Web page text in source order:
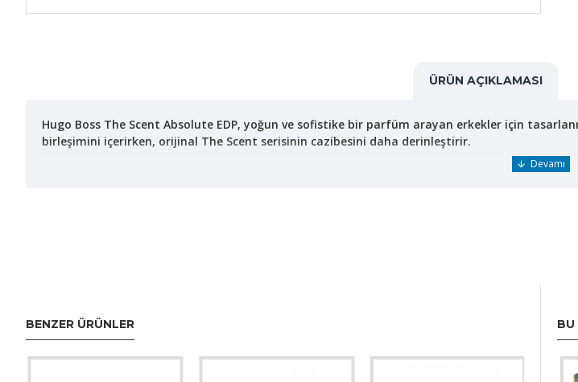
ÜRÜN AÇIKLAMASI
Hugo Boss The Scent Absolute EDP, yoğun ve sofistike bir parfüm arayan erkekler için
birleşimini içerirken, orijinal The Scent serisinin cazibesini daha derinleştirir.
- **Alt Notalar:**
- Vetiver
BENZER ÜRÜNLER BU